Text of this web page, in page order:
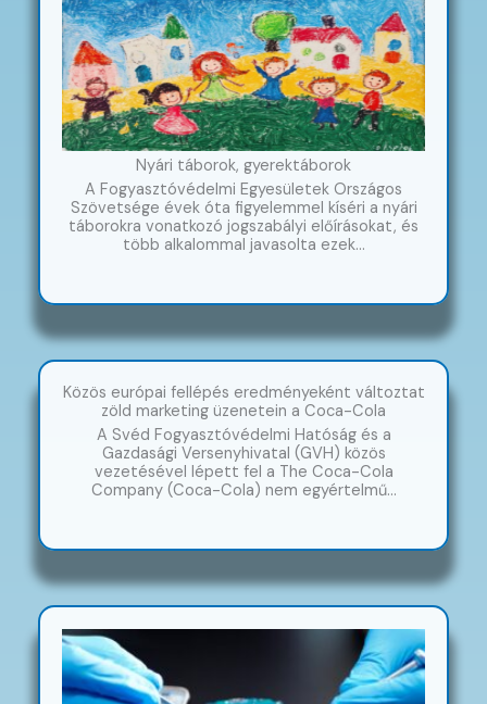
Nyári táborok, gyerektáborok
A Fogyasztóvédelmi Egyesületek Országos
Szövetsége évek óta figyelemmel kíséri a nyári
táborokra vonatkozó jogszabályi előírásokat, és
több alkalommal javasolta ezek…
Közös európai fellépés eredményeként változtat
zöld marketing üzenetein a Coca-Cola
A Svéd Fogyasztóvédelmi Hatóság és a
Gazdasági Versenyhivatal (GVH) közös
vezetésével lépett fel a The Coca-Cola
Company (Coca-Cola) nem egyértelmű…